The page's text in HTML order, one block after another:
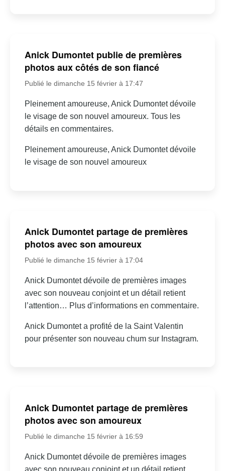
Anick Dumontet publie de premières
photos aux côtés de son fiancé
Publié le dimanche 15 février à 17:47
Pleinement amoureuse, Anick Dumontet dévoile
le visage de son nouvel amoureux. Tous les
détails en commentaires.
Pleinement amoureuse, Anick Dumontet dévoile
le visage de son nouvel amoureux
Anick Dumontet partage de premières
photos avec son amoureux
Publié le dimanche 15 février à 17:04
Anick Dumontet dévoile de premières images
avec son nouveau conjoint et un détail retient
l’attention… Plus d’informations en commentaire.
Anick Dumontet a profité de la Saint Valentin
pour présenter son nouveau chum sur Instagram.
Anick Dumontet partage de premières
photos avec son amoureux
Publié le dimanche 15 février à 16:59
Anick Dumontet dévoile de premières images